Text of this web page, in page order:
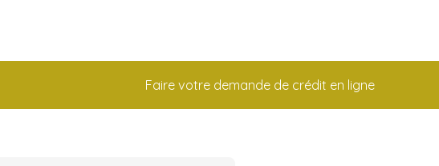
Faire votre demande de crédit en ligne